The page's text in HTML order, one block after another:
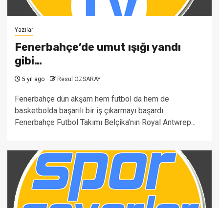
Yazılar
Fenerbahçe’de umut ışığı yandı
gibi…
5 yıl ago Resul ÖZSARAY
Fenerbahçe dün akşam hem futbol da hem de
basketbolda başarılı bir iş çıkarmayı başardı.
Fenerbahçe Futbol Takımı Belçika’nın Royal Antwrep...